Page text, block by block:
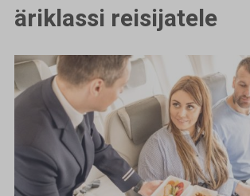
äriklassi reisijatele